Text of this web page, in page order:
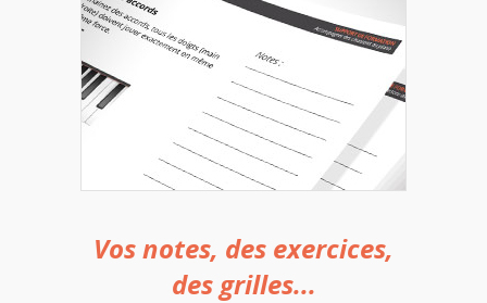
Vos notes, des exercices,
des grilles...